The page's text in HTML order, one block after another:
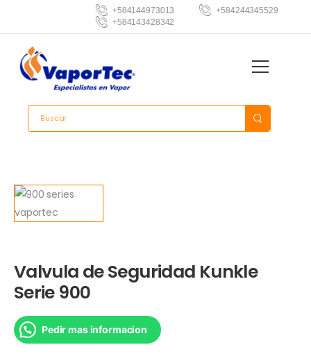
+584144973013
+584244345529
+584143428342
Valvula de Seguridad Kunkle
Serie 900
Pedir mas informacion